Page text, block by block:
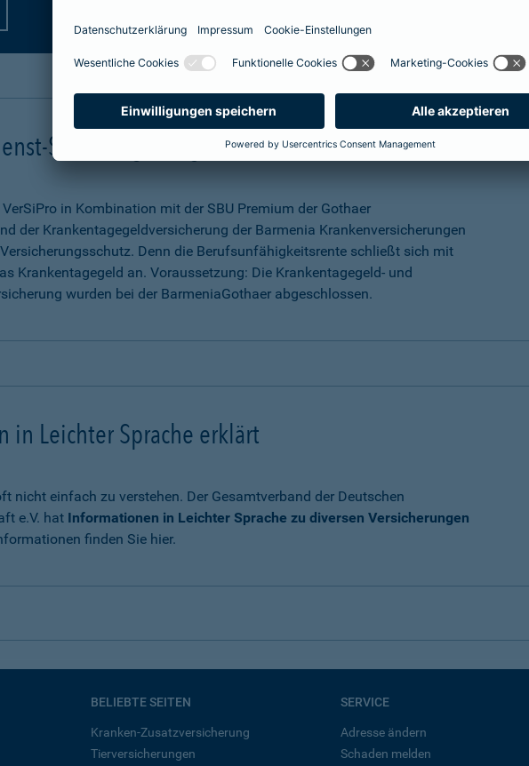
Sicherungs-Programm
in Kombination mit der SBU Premium der Gothaer
der Krankentagegeldversicherung der Barmenia Krankenversicherungen
Denn die Berufsunfähigkeitsrente schließt sich mit
Krankentagegeld an. Voraussetzung: Die Krankentagegeld- und
wurden bei der BarmeniaGothaer abgeschlossen.
in Leichter Sprache erklärt
nicht einfach zu verstehen. Der Gesamtverband der Deutschen
e.V. hat Informationen in Leichter Sprache zu diversen Versicherungen
finden Sie hier.
BELIEBTE SEITEN
Kranken-Zusatzversicherung
Tierversicherungen
SERVICE
Adresse ändern
Schaden melden